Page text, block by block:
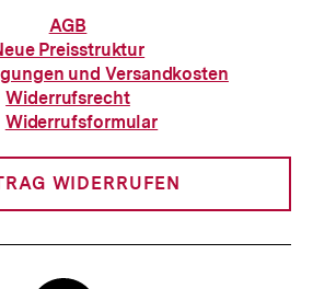
Informationen
zur
Bestellung
AGB
Preisstruktur
und Versandkosten
Widerrufsrecht
Download-
Widerrufsformular
WIDERRUFEN